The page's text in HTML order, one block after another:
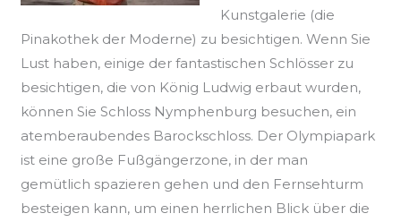
Kunstgalerie (die
Pinakothek der Moderne) zu besichtigen. Wenn Sie
Lust haben, einige der fantastischen Schlösser zu
besichtigen, die von König Ludwig erbaut wurden,
können Sie Schloss Nymphenburg besuchen, ein
atemberaubendes Barockschloss. Der Olympiapark
ist eine große Fußgängerzone, in der man
gemütlich spazieren gehen und den Fernsehturm
besteigen kann, um einen herrlichen Blick über die